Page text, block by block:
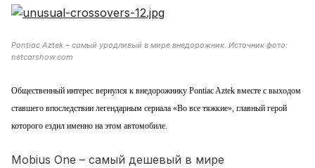
Pontiac Aztek – самый уродливый в мире внедорожник. Источник фото:
netcarshow.com
Общественный интерес вернулся к внедорожнику Pontiac Aztek вместе с выходом
ставшего впоследствии легендарным сериала «Во все тяжкие», главный герой
которого ездил именно на этом автомобиле.
Mobius One – самый дешевый в мире